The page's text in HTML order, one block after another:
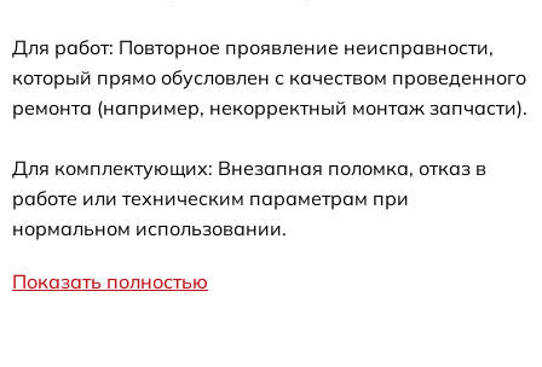
Для работ: Повторное проявление неисправности,
который прямо обусловлен с качеством проведенного
ремонта (например, некорректный монтаж запчасти).
Для комплектующих: Внезапная поломка, отказ в
работе или техническим параметрам при
нормальном использовании.
Показать полностью